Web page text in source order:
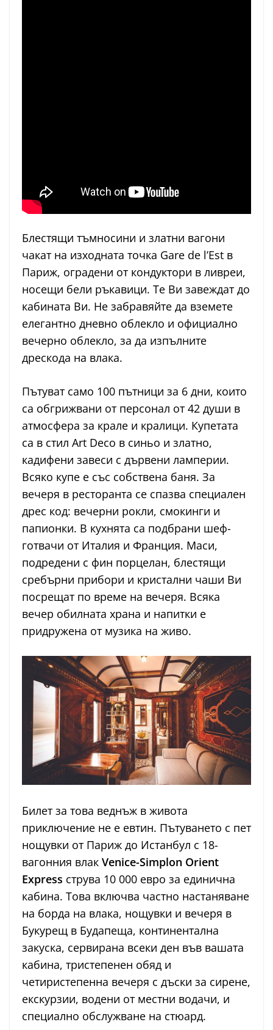
Блестящи тъмносини и златни вагони
чакат на изходната точка Gare de l’Est в
Париж, оградени от кондуктори в ливреи,
носещи бели ръкавици. Те Ви завеждат до
кабината Ви. Не забравяйте да вземете
елегантно дневно облекло и официално
вечерно облекло, за да изпълните
дрескода на влака.
Пътуват само 100 пътници за 6 дни, които
са обгрижвани от персонал от 42 души в
атмосфера за крале и кралици. Купетата
са в стил Art Deco в синьо и златно,
кадифени завеси с дървени ламперии.
Всяко купе е със собствена баня. За
вечеря в ресторанта се спазва специален
дрес код: вечерни рокли, смокинги и
папионки. В кухнята са подбрани шеф-
готвачи от Италия и Франция. Маси,
подредени с фин порцелан, блестящи
сребърни прибори и кристални чаши Ви
посрещат по време на вечеря. Всяка
вечер обилната храна и напитки е
придружена от музика на живо.
Билет за това веднъж в живота
приключение не е евтин. Пътуването с пет
нощувки от Париж до Истанбул с 18-
вагонния влак Venice-Simplon Orient
Express струва 10 000 евро за единична
кабина. Това включва частно настаняване
на борда на влака, нощувки и вечеря в
Букурещ в Будапеща, континентална
закуска, сервирана всеки ден във вашата
кабина, тристепенен обяд и
четиристепенна вечеря с дъски за сирене,
екскурзии, водени от местни водачи, и
специално обслужване на стюард.